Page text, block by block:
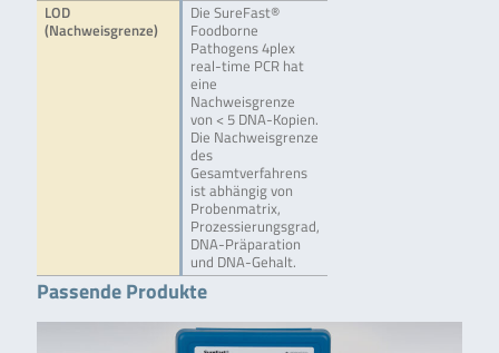
LOD
(Nachweisgrenze)
Die SureFast®
Foodborne
Pathogens 4plex
real-time PCR hat
eine
Nachweisgrenze
von < 5 DNA-Kopien.
Die Nachweisgrenze
des
Gesamtverfahrens
ist abhängig von
Probenmatrix,
Prozessierungsgrad,
DNA-Präparation
und DNA-Gehalt.
Passende Produkte